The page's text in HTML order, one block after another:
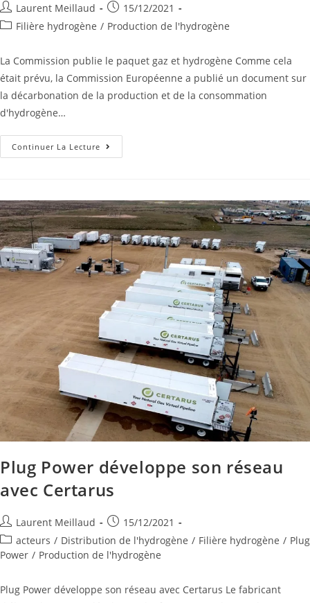
Laurent Meillaud
15/12/2021
Filière hydrogène / Production de l'hydrogène
La Commission publie le paquet gaz et hydrogène Comme cela
était prévu, la Commission Européenne a publié un document sur
la décarbonation de la production et de la consommation
d'hydrogène…
Continuer La Lecture
Plug Power développe son réseau
avec Certarus
Laurent Meillaud
15/12/2021
acteurs / Distribution de l'hydrogène / Filière hydrogène / Plug
Power / Production de l'hydrogène
Plug Power développe son réseau avec Certarus Le fabricant